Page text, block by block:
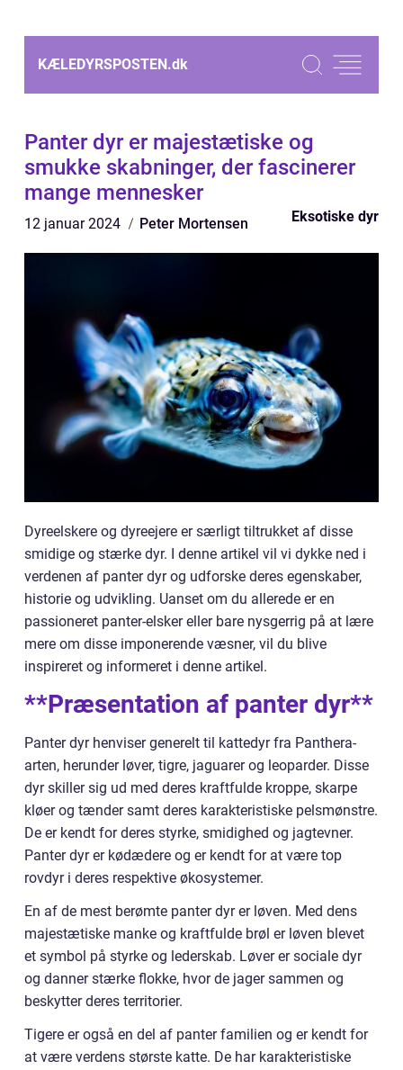
KÆLEDYRSPOSTEN.dk
Panter dyr er majestætiske og
smukke skabninger, der fascinerer
mange mennesker
12 januar 2024 Peter Mortensen Eksotiske dyr
Dyreelskere og dyreejere er særligt tiltrukket af disse
smidige og stærke dyr. I denne artikel vil vi dykke ned i
verdenen af panter dyr og udforske deres egenskaber,
historie og udvikling. Uanset om du allerede er en
passioneret panter-elsker eller bare nysgerrig på at lære
mere om disse imponerende væsner, vil du blive
inspireret og informeret i denne artikel.
**Præsentation af panter dyr**
Panter dyr henviser generelt til kattedyr fra Panthera-
arten, herunder løver, tigre, jaguarer og leoparder. Disse
dyr skiller sig ud med deres kraftfulde kroppe, skarpe
kløer og tænder samt deres karakteristiske pelsmønstre.
De er kendt for deres styrke, smidighed og jagtevner.
Panter dyr er kødædere og er kendt for at være top
rovdyr i deres respektive økosystemer.
En af de mest berømte panter dyr er løven. Med dens
majestætiske manke og kraftfulde brøl er løven blevet
et symbol på styrke og lederskab. Løver er sociale dyr
og danner stærke flokke, hvor de jager sammen og
beskytter deres territorier.
Tigere er også en del af panter familien og er kendt for
at være verdens største katte. De har karakteristiske